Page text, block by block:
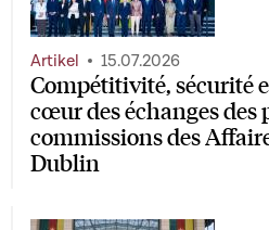
Compétitivité, sécurité
cœur des échanges des
commissions des
Dublin
Artikel 15.07.2026